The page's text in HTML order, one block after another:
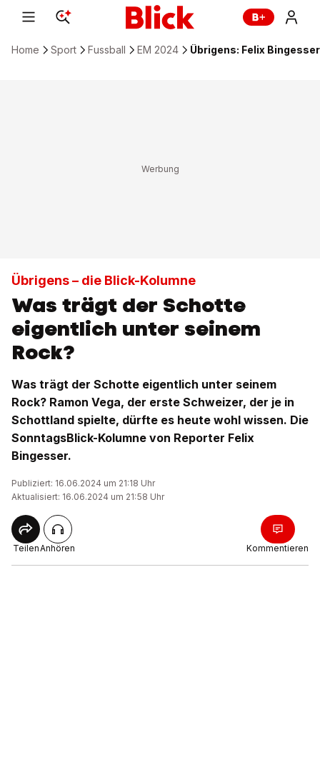
Home Sport Fussball EM 2024 Übrigens: Felix
Übrigens – die Blick-Kolumne
Was trägt der Schotte
eigentlich unter seinem
Rock?
Was trägt der Schotte eigentlich unter seinem
Rock? Ramon Vega, der erste Schweizer, der je in
Schottland spielte, dürfte es heute wohl wissen. Die
SonntagsBlick-Kolumne von Reporter Felix
Bingesser.
Publiziert: 16.06.2024 um 21:18 Uhr
Aktualisiert: 16.06.2024 um 21:58 Uhr
TeilenAnhören Kommentieren